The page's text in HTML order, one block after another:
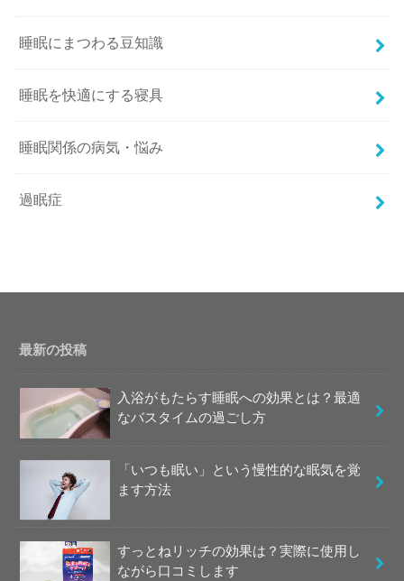
睡眠にまつわる豆知識
睡眠を快適にする寝具
睡眠関係の病気・悩み
過眠症
最新の投稿
入浴がもたらす睡眠への効果とは？最適
なバスタイムの過ごし方
「いつも眠い」という慢性的な眠気を覚
ます方法
すっとねリッチの効果は？実際に使用し
ながら口コミします